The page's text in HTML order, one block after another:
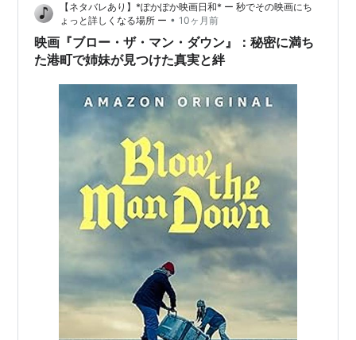
【ネタバレあり】*ぽかぽか映画日和* ー 秒でその映画にち
ょっと詳しくなる場所 ー • 10ヶ月前
映画『ブロー・ザ・マン・ダウン』：秘密に満ち
た港町で姉妹が見つけた真実と絆